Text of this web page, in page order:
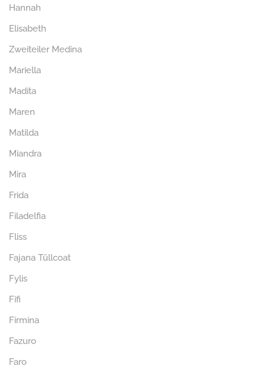
Hannah
Elisabeth
Zweiteiler Medina
Mariella
Madita
Maren
Matilda
Miandra
Mira
Frida
Filadelfia
Fliss
Fajana Tüllcoat
Fylis
Fifi
Firmina
Fazuro
Faro